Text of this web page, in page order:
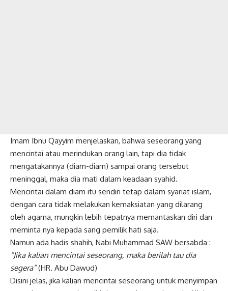
Imam Ibnu Qayyim menjelaskan, bahwa seseorang yang
mencintai atau merindukan orang lain, tapi dia tidak
mengatakannya (diam-diam) sampai orang tersebut
meninggal, maka dia mati dalam keadaan syahid.
Mencintai dalam diam itu sendiri tetap dalam syariat islam,
dengan cara tidak melakukan kemaksiatan yang dilarang
oleh agama, mungkin lebih tepatnya memantaskan diri dan
meminta nya kepada sang pemilik hati saja.
Namun ada hadis shahih, Nabi Muhammad SAW bersabda :
“Jika kalian mencintai seseorang, maka berilah tau dia
segera”(HR. Abu Dawud)
Disini jelas, jika kalian mencintai seseorang untuk menyimpan